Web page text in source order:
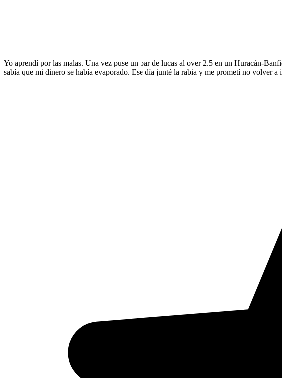
Yo aprendí por las malas. Una vez puse un par de lucas al over 2.5 en un Huracán-
sabía que mi dinero se había evaporado. Ese día junté la rabia y me prometí no volver a